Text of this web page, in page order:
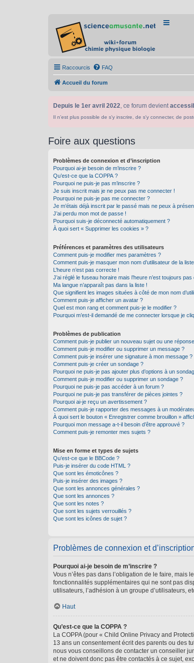
Raccourcis FAQ
Accueil du forum
Depuis le 1er avril 2022, ce forum devient
Il n'est plus possible de s'y inscrire, de s'y connecter, de
Foire aux questions
Problèmes de connexion et d’inscription
Pourquoi ai-je besoin de m’inscrire ?
Qu’est-ce que la COPPA ?
Pourquoi ne puis-je pas m’inscrire ?
Je suis inscrit mais je ne peux pas me connecter !
Pourquoi ne puis-je pas me connecter ?
Je m’étais déjà inscrit par le passé mais ne peux à
J’ai perdu mon mot de passe !
Pourquoi suis-je déconnecté automatiquement ?
À quoi sert « Supprimer les cookies » ?
Préférences et paramètres des utilisateurs
Comment puis-je modifier mes paramètres ?
Comment puis-je masquer mon nom d’utilisateur de la
L’heure n’est pas correcte !
J’ai réglé le fuseau horaire mais l’heure n’est toujours
Ma langue n’apparaît pas dans la liste !
Que signifient les images situées à côté de mon nom
Comment puis-je afficher un avatar ?
Quel est mon rang et comment puis-je le modifier ?
Pourquoi m’est-il demandé de me connecter lorsque je
Problèmes de publication
Comment puis-je publier un nouveau sujet ou une
Comment puis-je modifier ou supprimer un message ?
Comment puis-je insérer une signature à mon message ?
Comment puis-je créer un sondage ?
Pourquoi ne puis-je pas ajouter plus d’options à un
Comment puis-je modifier ou supprimer un sondage ?
Pourquoi ne puis-je pas accéder à un forum ?
Pourquoi ne puis-je pas transférer de pièces jointes ?
Pourquoi ai-je reçu un avertissement ?
Comment puis-je rapporter des messages à un
À quoi sert le bouton « Enregistrer comme brouillon »
Pourquoi mon message a-t-il besoin d’être approuvé ?
Comment puis-je remonter mes sujets ?
Mise en forme et types de sujets
Qu’est-ce que le BBCode ?
Puis-je insérer du code HTML ?
Que sont les émoticônes ?
Puis-je insérer des images ?
Que sont les annonces générales ?
Que sont les annonces ?
Que sont les notes ?
Que sont les sujets verrouillés ?
Que sont les icônes de sujet ?
Problèmes de connexion et
Pourquoi ai-je besoin de m’inscrire ?
Vous n’êtes pas dans l’obligation de le faire,
fonctionnalités supplémentaires qui ne sont pas
utilisateurs, l’adhésion à un groupe d’utilisateurs,
Haut
Qu’est-ce que la COPPA ?
La COPPA (pour « Child Online Privacy and
13 ans un consentement écrit des parents ou des
nous vous conseillons de contacter un conseiller
et ne doivent donc pas être contactés à ce sujet,